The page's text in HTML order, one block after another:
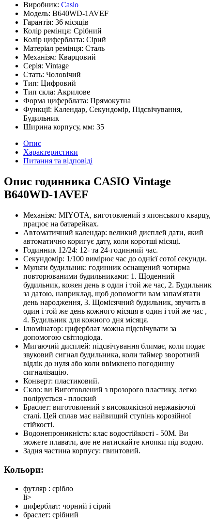
Виробник: Casio
Модель: B640WD-1AVEF
Гарантія: 36 місяців
Колір ремінця: Срібний
Колір циферблата: Сірий
Матеріал ремінця: Сталь
Механізм: Кварцовий
Серія: Vintage
Стать: Чоловічий
Тип: Цифровий
Тип скла: Акрилове
Форма циферблата: Прямокутна
Функції: Календар, Секундомір, Підсвічування,
Будильник
Ширина корпусу, мм: 35
Опис
Характеристики
Питання та відповіді
Опис годинника CASIO Vintage
B640WD-1AVEF
Механізм: MIYOTA, виготовлений з японського кварцу,
працює на батарейках.
Автоматичний календар: великий дисплей дати, який
автоматично коригує дату, коли коротші місяці.
Годинник 12/24: 12- та 24-годинний час.
Секундомір: 1/100 вимірює час до однієї сотої секунди.
Мульти будильник: годинник оснащений чотирма
повторюваними будильниками: 1. Щоденний
будильник, кожен день в один і той же час, 2. Будильник
за датою, наприклад, щоб допомогти вам запам'ятати
день народження, 3. Щомісячний будильник, звучить в
один і той же день кожного місяця в один і той же час ,
4. Будильник для кожного дня місяця.
Ілюмінатор: циферблат можна підсвічувати за
допомогою світлодіода.
Мигаючий дисплей: підсвічування блимає, коли подає
звуковий сигнал будильника, коли таймер зворотний
відлік до нуля або коли ввімкнено погодинну
сигналізацію.
Конверт: пластиковий.
Скло: ви Виготовлений з прозорого пластику, легко
полірується - плоский
Браслет: виготовлений з високоякісної нержавіючої
сталі. Цей сплав має найвищий ступінь корозійної
стійкості.
Водонепроникність: клас водостійкості - 50М. Ви
можете плавати, але не натискайте кнопки під водою.
Задня частина корпусу: гвинтовий.
Кольори:
футляр : срібло
li>
циферблат: чорний і сірий
браслет: срібний